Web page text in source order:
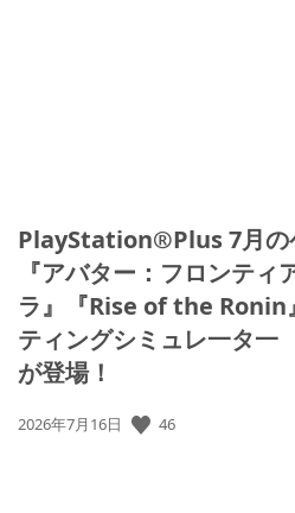
PlayStation®Plus 7月の
『アバター：フロンティ
ラ』『Rise of the Ronin
ティングシミュレ一タ
が登場！
公
2026年7月16日 46